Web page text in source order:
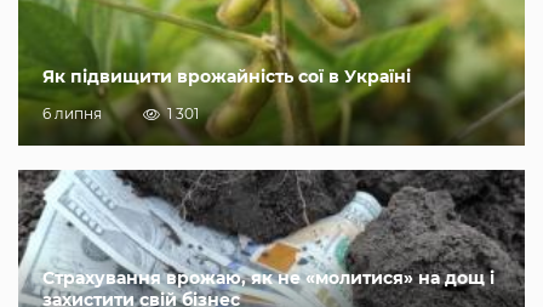
Як підвищити врожайність сої в Україні
6 липня 1 301
Страхування врожаю, як не «молитися» на дощ і
захистити свій бізнес